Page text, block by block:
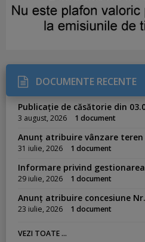
DOCUMENTE RECENTE
Publicație de căsătorie din
3 august, 2026 1 document
Anunț atribuire vânzare teren
31 iulie, 2026 1 document
Informare privind
29 iulie, 2026 1 document
Anunț atribuire concesiune Nr.
23 iulie, 2026 1 document
VEZI TOATE ...